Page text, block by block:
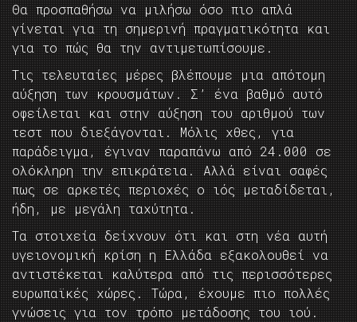
Θα προσπαθήσω να μιλήσω όσο πιο απλά
γίνεται για τη σημερινή πραγματικότητα και
για το πώς θα την αντιμετωπίσουμε.
Τις τελευταίες μέρες βλέπουμε μια απότομη
αύξηση των κρουσμάτων. Σ’ ένα βαθμό αυτό
οφείλεται και στην αύξηση του αριθμού των
τεστ που διεξάγονται. Μόλις χθες, για
παράδειγμα, έγιναν παραπάνω από 24.000 σε
ολόκληρη την επικράτεια. Αλλά είναι σαφές
πως σε αρκετές περιοχές ο ιός μεταδίδεται,
ήδη, με μεγάλη ταχύτητα.
Τα στοιχεία δείχνουν ότι και στη νέα αυτή
υγειονομική κρίση η Ελλάδα εξακολουθεί να
αντιστέκεται καλύτερα από τις περισσότερες
ευρωπαϊκές χώρες. Τώρα, έχουμε πιο πολλές
γνώσεις για τον τρόπο μετάδοσης του ιού.